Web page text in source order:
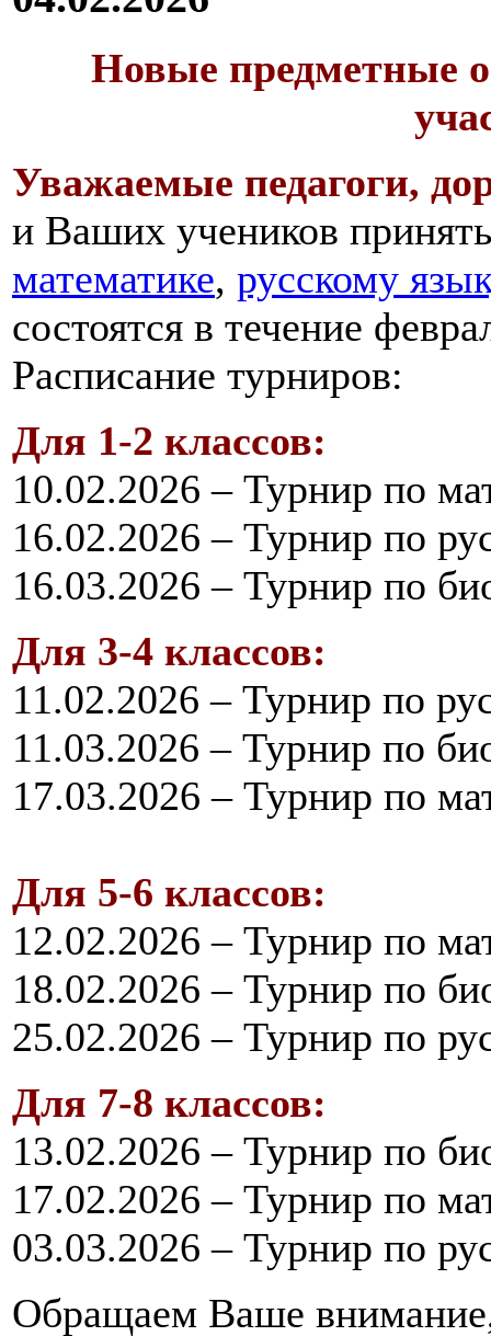
Новые предметные
Уважаемые педагоги,
и Ваших учеников
математике, русскому
состоятся в течение
Расписание турниров:
Для 1-2 классов:
10.02.2026 – Турнир по
16.02.2026 – Турнир по
16.03.2026 – Турнир по
Для 3-4 классов:
11.02.2026 – Турнир по
11.03.2026 – Турнир по
17.03.2026 – Турнир по
Для 5-6 классов:
12.02.2026 – Турнир по
18.02.2026 – Турнир по
25.02.2026 – Турнир по
Для 7-8 классов:
13.02.2026 – Турнир по
17.02.2026 – Турнир по
03.03.2026 – Турнир по
Обращаем Ваше внимание,